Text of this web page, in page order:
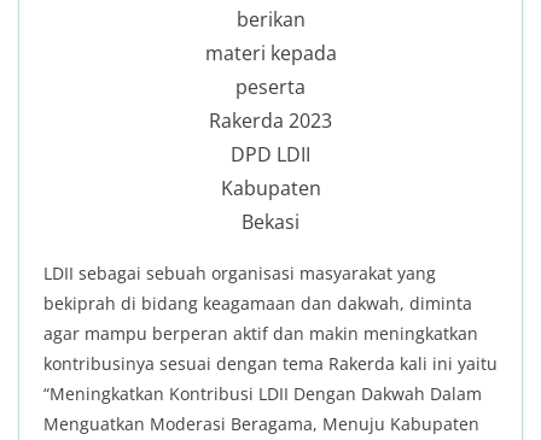
berikan
materi kepada
peserta
Rakerda 2023
DPD LDII
Kabupaten
Bekasi
LDII sebagai sebuah organisasi masyarakat yang
bekiprah di bidang keagamaan dan dakwah, diminta
agar mampu berperan aktif dan makin meningkatkan
kontribusinya sesuai dengan tema Rakerda kali ini yaitu
“Meningkatkan Kontribusi LDII Dengan Dakwah Dalam
Menguatkan Moderasi Beragama, Menuju Kabupaten